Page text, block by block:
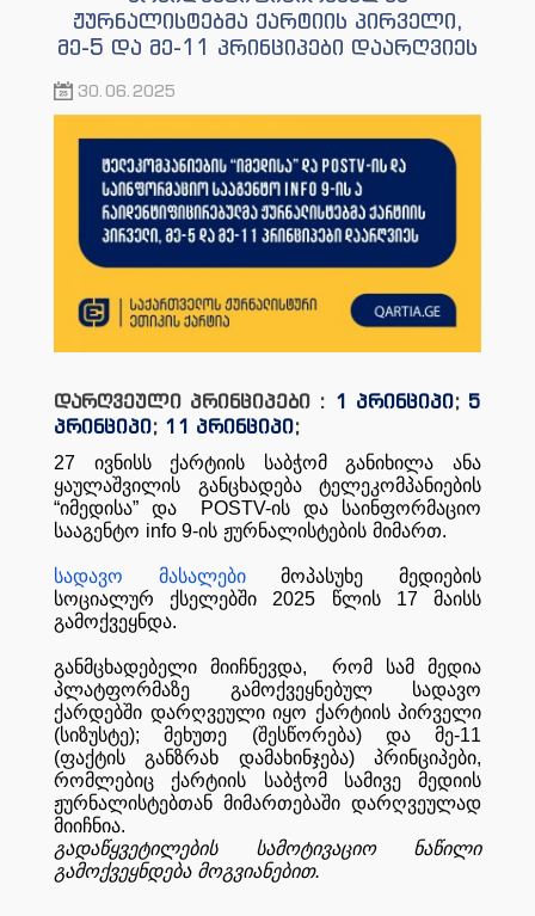
ჟურნალისტებმა ქარტიის პირველი,
მე-5 და მე-11 პრინციპები დაარღვიეს
30.06.2025
დარღვეული პრინციპები : 1 პრინციპი; 5
პრინციპი; 11 პრინციპი;
27 ივნისს ქარტიის საბჭომ განიხილა
ანა
ყაულაშვილის
განცხადება
ტელეკომპანიების
“იმედისა” და POSTV-ის და
საინფორმაციო
სააგენტო info 9-ის ჟურნალისტების მიმართ.
სადავო მასალები მოპასუხე
მედიების
სოციალურ
ქსელებში 2025 წლის 17
მაისს
გამოქვეყნდა.
განმცხადებელი მიიჩნევდა, რომ სამ
მედია
პლატფორმაზე
გამოქვეყნებულ
სადავო
ქარდებში დარღვეული იყო ქარტიის პირველი
(სიზუსტე); მეხუთე (შესწორება) და მე-11
(ფაქტის განზრახ დამახინჯება) პრინციპები,
რომლებიც
ქარტიის საბჭომ სამივე
მედიის
ჟურნალისტებთან მიმართებაში დარღვეულად
მიიჩნია.
გადაწყვეტილების
სამოტივაციო
ნაწილი
გამოქვეყნდება მოგვიანებით.